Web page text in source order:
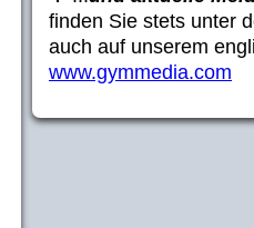
finden Sie stets unter
auch auf unserem
www.gymmedia.com